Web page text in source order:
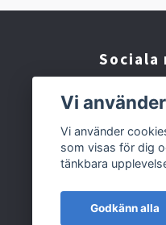
Sociala
TikTok
Vi
Vi använder
som visas för dig
tänkbara
Godkänn alla